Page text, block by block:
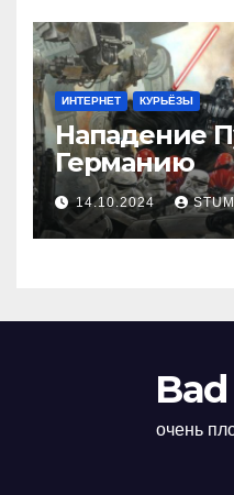
ИНТЕРНЕТ КУРЬЁЗЫ
Нападение
Германию
14.10.2024
очень